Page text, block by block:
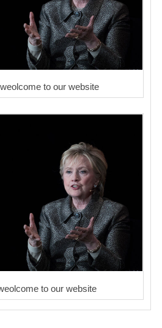
to our website
to our website